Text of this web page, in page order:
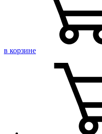
в корзине